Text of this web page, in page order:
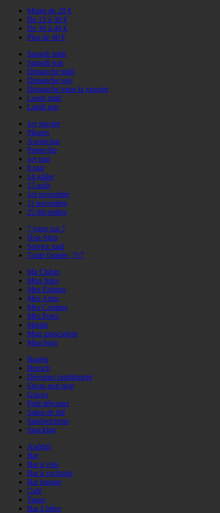
Moins de 20 €
De 15 à 30 €
De 30 à 40 €
Plus de 40 €
Samedi midi
Samedi soir
Dimanche midi
Dimanche soir
Dimanche toute la journée
Lundi midi
Lundi soir
1er janvier
Pâques
Ascencion
Pentecôte
1er mai
8 mai
14 juillet
15 août
1er novembre
11 novembre
25 décembre
7 jours sur 7
Non-Stop
Service tard
Toute l'année, 7j/7
Ma Chérie
Mon Jules
Mes Enfants
Mes Amis
Mes Copines
Mes Potes
Mamie
Mon association
Mon boss
Bagels
Brunch
Déjeuner rapidement
Encas non stop
Glaces
Petit déjeuner
Salon de thé
Sandwicherie
Snacking
Apéritif
Bar
Bar à vins
Bar à cocktails
Bar lounge
Café
Tapas
Bar à bière